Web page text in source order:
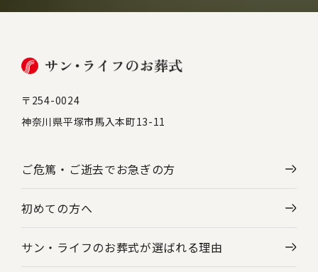
〒254-0024
神奈川県平塚市馬入本町13-11
ご危篤・ご逝去でお急ぎの方
初めての方へ
サン・ライフのお葬式が選ばれる理由